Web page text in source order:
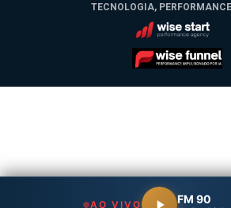
AO VIVO FM 90
TECNOLOGIA,
Wise Start
Wise Funnel